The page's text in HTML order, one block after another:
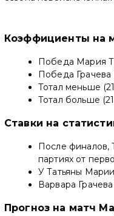
Коэффициенты на
Победа Мария
Победа Грачева
Тотал меньше
Тотал больше
Ставки на
После финалов,
партиях от
У Татьяны
Варвара
Прогноз на матч